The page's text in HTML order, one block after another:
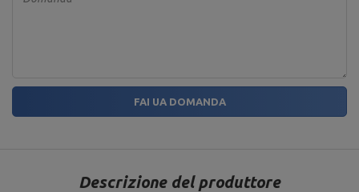
FAI UA DOMANDA
Descrizione del produttore